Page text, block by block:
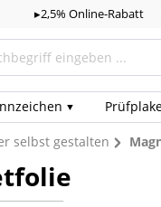
▸2,5% Online-Rabatt
selbst gestalten